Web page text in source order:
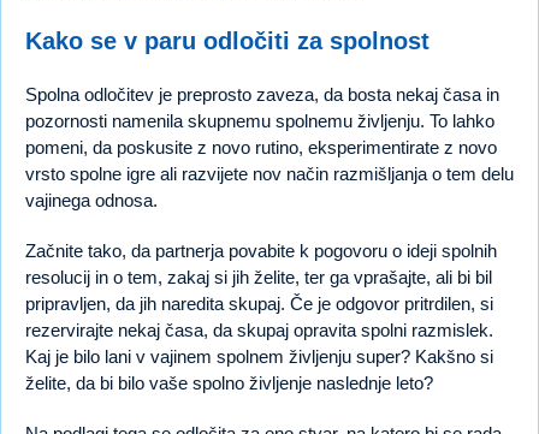
Kako se v paru odločiti za spolnost
Spolna odločitev je preprosto zaveza, da bosta nekaj časa in
pozornosti namenila skupnemu spolnemu življenju. To lahko
pomeni, da poskusite z novo rutino, eksperimentirate z novo
vrsto spolne igre ali razvijete nov način razmišljanja o tem delu
vajinega odnosa.
Začnite tako, da partnerja povabite k pogovoru o ideji spolnih
resolucij in o tem, zakaj si jih želite, ter ga vprašajte, ali bi bil
pripravljen, da jih naredita skupaj. Če je odgovor pritrdilen, si
rezervirajte nekaj časa, da skupaj opravita spolni razmislek.
Kaj je bilo lani v vajinem spolnem življenju super? Kakšno si
želite, da bi bilo vaše spolno življenje naslednje leto?